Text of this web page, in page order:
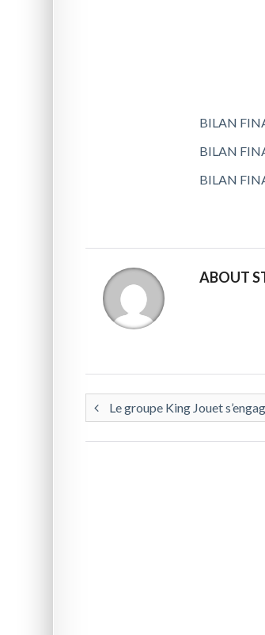
BILAN
BILAN
BILAN
ABOUT
Le groupe King Jouet